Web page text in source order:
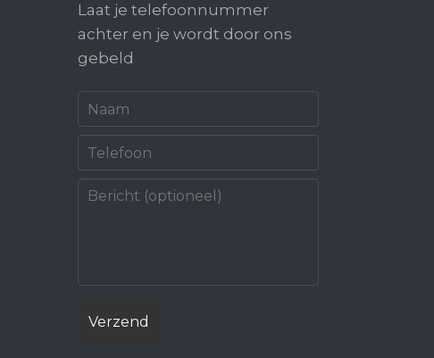
Laat je telefoonnummer
achter en je wordt door ons
gebeld